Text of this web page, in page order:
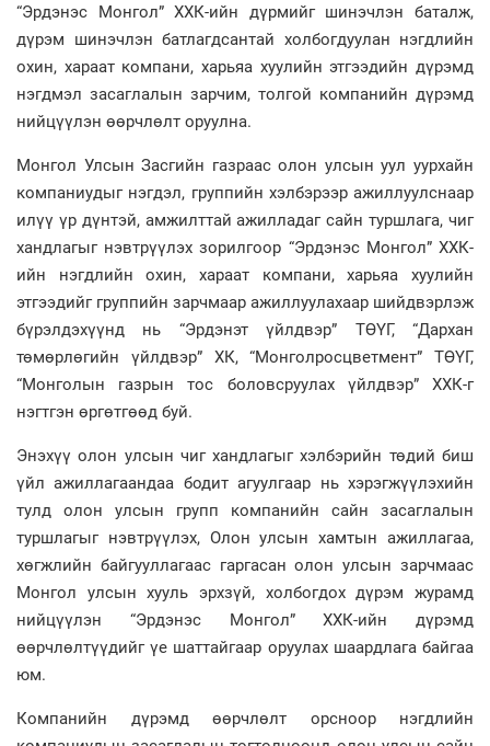
“Эрдэнэс Монгол” ХХК-ийн дүрмийг шинэчлэн баталж,
дүрэм шинэчлэн батлагдсантай холбогдуулан нэгдлийн
охин, хараат компани, харьяа хуулийн этгээдийн дүрэмд
нэгдмэл засаглалын зарчим, толгой компанийн дүрэмд
нийцүүлэн өөрчлөлт оруулна.
Монгол Улсын Засгийн газраас олон улсын уул уурхайн
компаниудыг нэгдэл, группийн хэлбэрээр ажиллуулснаар
илүү үр дүнтэй, амжилттай ажилладаг сайн туршлага, чиг
хандлагыг нэвтрүүлэх зорилгоор “Эрдэнэс Монгол” ХХК-
ийн нэгдлийн охин, хараат компани, харьяа хуулийн
этгээдийг группийн зарчмаар ажиллуулахаар шийдвэрлэж
бүрэлдэхүүнд нь “Эрдэнэт үйлдвэр” ТӨҮГ, “Дархан
төмөрлөгийн үйлдвэр” ХК, “Монголросцветмент” ТӨҮГ,
“Монголын газрын тос боловсруулах үйлдвэр” ХХК-г
нэгтгэн өргөтгөөд буй.
Энэхүү олон улсын чиг хандлагыг хэлбэрийн төдий биш
үйл ажиллагаандаа бодит агуулгаар нь хэрэгжүүлэхийн
тулд олон улсын групп компанийн сайн засаглалын
туршлагыг нэвтрүүлэх, Олон улсын хамтын ажиллагаа,
хөгжлийн байгууллагаас гаргасан олон улсын зарчмаас
Монгол улсын хууль эрхзүй, холбогдох дүрэм журамд
нийцүүлэн “Эрдэнэс Монгол” ХХК-ийн дүрэмд
өөрчлөлтүүдийг үе шаттайгаар оруулах шаардлага байгаа
юм.
Компанийн дүрэмд өөрчлөлт орсноор нэгдлийн